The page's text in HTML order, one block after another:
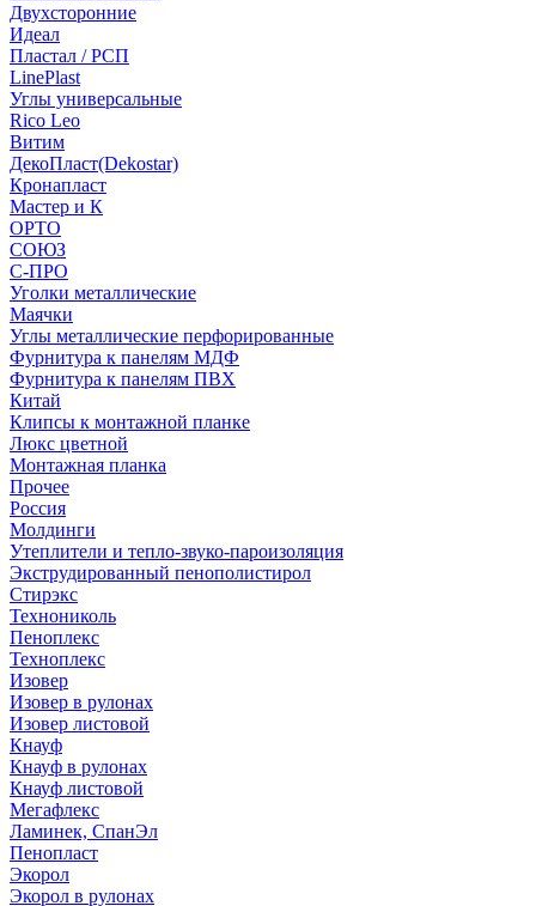
Двухсторонние
Идеал
Пластал / РСП
LinePlast
Углы универсальные
Rico Leo
Витим
ДекоПласт(Dekostar)
Кронапласт
Мастер и К
ОРТО
СОЮЗ
С-ПРО
Уголки металлические
Маячки
Углы металлические перфорированные
Фурнитура к панелям МДФ
Фурнитура к панелям ПВХ
Китай
Клипсы к монтажной планке
Люкс цветной
Монтажная планка
Прочее
Россия
Молдинги
Утеплители и тепло-звуко-пароизоляция
Экструдированный пенополистирол
Стирэкс
Технониколь
Пеноплекс
Техноплекс
Изовер
Изовер в рулонах
Изовер листовой
Кнауф
Кнауф в рулонах
Кнауф листовой
Мегафлекс
Ламинек, СпанЭл
Пенопласт
Экорол
Экорол в рулонах